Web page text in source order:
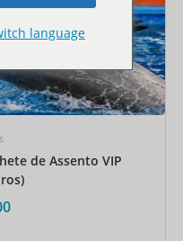
de Assento VIP
language